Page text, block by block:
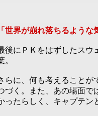
「世界が崩れ落ちるような
後にＰＫをはずしたスウ
。
らに、何も考えることが
づく。また、あの場面で
ったらしく、キャプテン